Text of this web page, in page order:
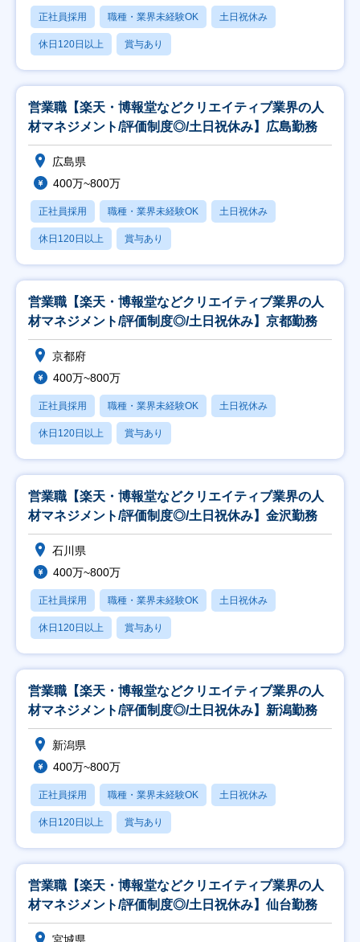
正社員採用 職種・業界未経験OK 土日祝休み
休日120日以上 賞与あり
営業職【楽天・博報堂などクリエイティブ業界の人
材マネジメント/評価制度◎/土日祝休み】広島勤務
広島県
400万~800万
正社員採用 職種・業界未経験OK 土日祝休み
休日120日以上 賞与あり
営業職【楽天・博報堂などクリエイティブ業界の人
材マネジメント/評価制度◎/土日祝休み】京都勤務
京都府
400万~800万
正社員採用 職種・業界未経験OK 土日祝休み
休日120日以上 賞与あり
営業職【楽天・博報堂などクリエイティブ業界の人
材マネジメント/評価制度◎/土日祝休み】金沢勤務
石川県
400万~800万
正社員採用 職種・業界未経験OK 土日祝休み
休日120日以上 賞与あり
営業職【楽天・博報堂などクリエイティブ業界の人
材マネジメント/評価制度◎/土日祝休み】新潟勤務
新潟県
400万~800万
正社員採用 職種・業界未経験OK 土日祝休み
休日120日以上 賞与あり
営業職【楽天・博報堂などクリエイティブ業界の人
材マネジメント/評価制度◎/土日祝休み】仙台勤務